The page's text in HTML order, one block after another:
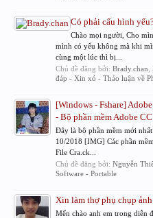
Có phải cấu hình
Chào mọi người, Cho
mình có yếu không mà khi
cùng một lúc thì bị...
Chủ đề đăng bởi: Brady.chan
đáp - Xin xỏ - Thảo luận về
[Windows - Fshare]
- Bộ phần mềm Adobe
Đây là bộ phần mềm mới
10/2018 [IMG] Các phần
File Cra.ck...
Chủ đề đăng bởi: Nguyễn
Software - Portable
Xin làm thợ phụ chụp
Mến chào anh em trong diễn